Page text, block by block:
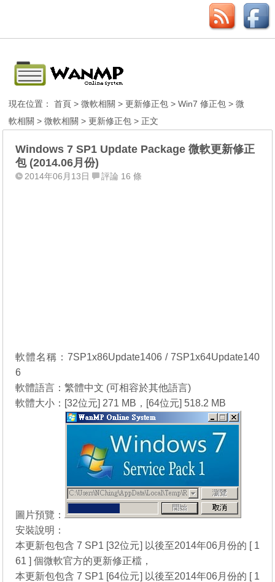
現在位置：首頁 >微軟相關 >更新修正包 >Win7 修正包 >微
軟相關 >微軟相關 >更新修正包 > 正文
Windows 7 SP1 Update Package 微軟更新修正
包 (2014.06月份)
2014年06月13日 評論 16 條
軟體名稱：7SP1x86Update1406 / 7SP1x64Update140
6
軟體語言：繁體中文 (可相容於其他語言)
軟體大小：[32位元] 271 MB，[64位元] 518.2 MB
圖片預覽：
安裝說明：
本更新包包含 7 SP1 [32位元] 以後至2014年06月份的 [ 1
61 ] 個微軟官方的更新修正檔，
本更新包包含 7 SP1 [64位元] 以後至2014年06月份的 [ 1